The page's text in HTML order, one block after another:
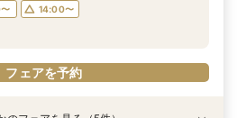
14:00〜
フェアを予約